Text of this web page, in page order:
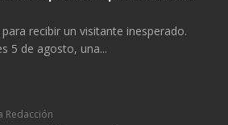
recibir un visitante inesperado.
5 de agosto, una...
Redacción